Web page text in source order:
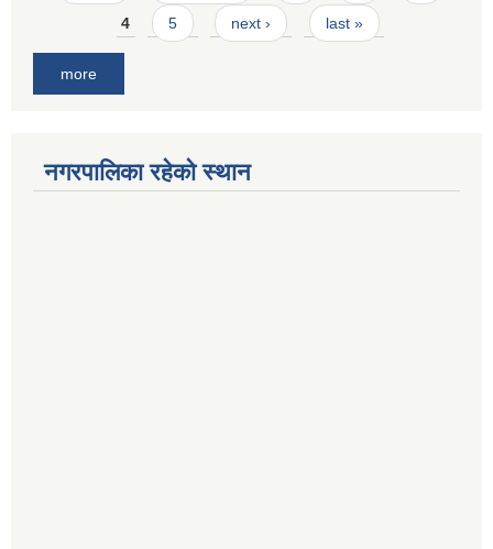
4 5 next › last »
more
नगरपालिका रहेको स्थान